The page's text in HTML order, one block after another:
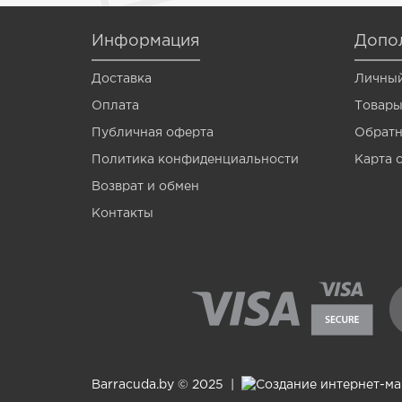
Vermis
Wagner
Мотыль
Опарыш
Информация
Доставка
Оплата
Публичная оферта
Политика конфиденциальности
Возврат и обмен
Контакты
Карта
Barracuda.by © 2025 | Создание интернет-